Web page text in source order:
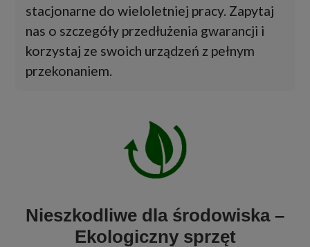
stacjonarne do wieloletniej pracy. Zapytaj
nas o szczegóły przedłużenia gwarancji i
korzystaj ze swoich urządzeń z pełnym
przekonaniem.
Nieszkodliwe dla środowiska –
Ekologiczny sprzęt